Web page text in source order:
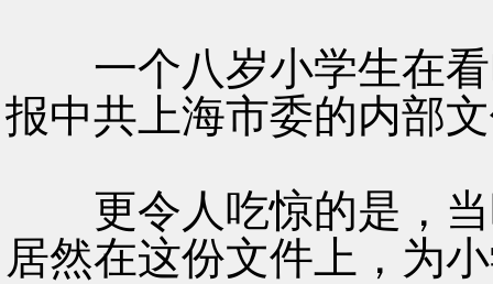
一个八岁小学生在看
报中共上海市委的内部
更令人吃惊的是，当
居然在这份文件上，为